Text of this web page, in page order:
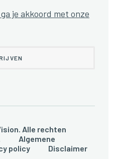
je akkoord met onze
Alle rechten
Algemene
policy Disclaimer